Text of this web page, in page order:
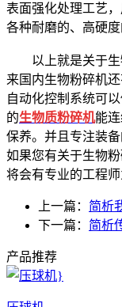
表面强化处理工艺
各种耐磨的、高硬度
以上就是关于生
来国内生物粉碎机
自动化控制系统可
的生物质粉碎机能
保养。并且专注装
如果您有关于生物
将会有专业的工程师
上一篇： 简析
下一篇： 简析
产品推荐